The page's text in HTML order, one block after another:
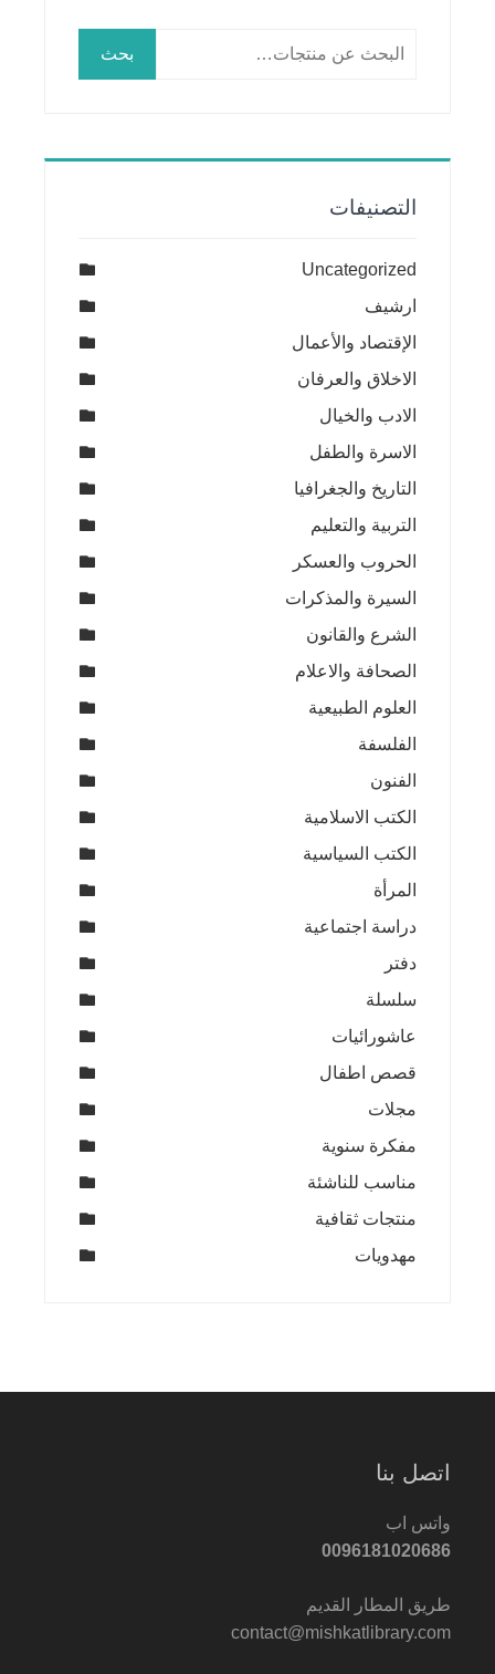
بحث
التصنيفات
Uncategorized
ارشيف
الإقتصاد والأعمال
الاخلاق والعرفان
الادب والخيال
الاسرة والطفل
التاريخ والجغرافيا
التربية والتعليم
الحروب والعسكر
السيرة والمذكرات
الشرع والقانون
الصحافة والاعلام
العلوم الطبيعية
الفلسفة
الفنون
الكتب الاسلامية
الكتب السياسية
المرأة
دراسة اجتماعية
دفتر
سلسلة
عاشورائيات
قصص اطفال
مجلات
مفكرة سنوية
مناسب للناشئة
منتجات ثقافية
مهدويات
اتصل بنا
واتس اب
0096181020686
طريق المطار القديم
contact@mishkatlibrary.com